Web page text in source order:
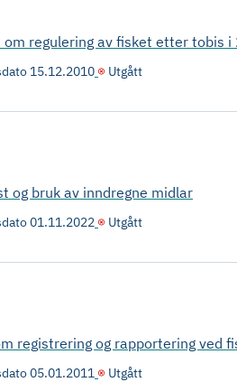
regulering av fisket etter tobis i
15.12.2010 Utgått
og bruk av inndregne midlar
01.11.2022 Utgått
registrering og rapportering ved
05.01.2011 Utgått